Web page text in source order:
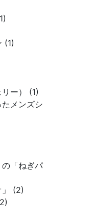
(1)
ー） (1)
メンズシ
の「ねぎパ
」 (2)